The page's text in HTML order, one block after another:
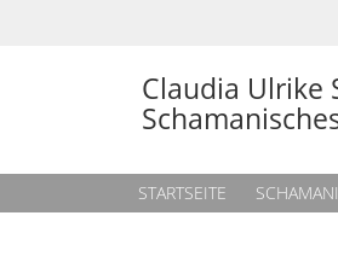
Claudia Ulrike
STARTSEITE